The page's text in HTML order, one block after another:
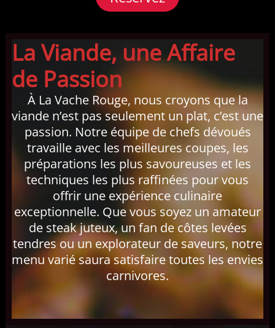
La Viande, une Affaire
de Passion
À La Vache Rouge, nous croyons que la
viande n’est pas seulement un plat, c’est une
passion. Notre équipe de chefs dévoués
travaille avec les meilleures coupes, les
préparations les plus savoureuses et les
techniques les plus raffinées pour vous
offrir une expérience culinaire
exceptionnelle. Que vous soyez un amateur
de steak juteux, un fan de côtes levées
tendres ou un explorateur de saveurs, notre
menu varié saura satisfaire toutes les envies
carnivores.